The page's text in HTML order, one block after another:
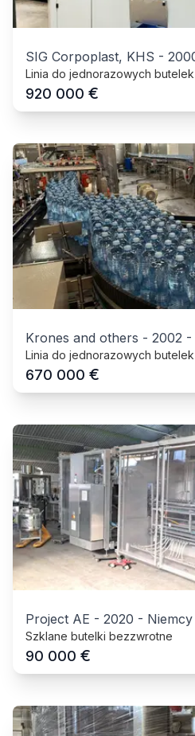
SIG Corpoplast, KHS -
Linia do jednorazowych butelek
920 000 €
Krones and others - 2002 -
Linia do jednorazowych butelek
670 000 €
Project AE - 2020 - Niemcy
Szklane butelki bezzwrotne
90 000 €